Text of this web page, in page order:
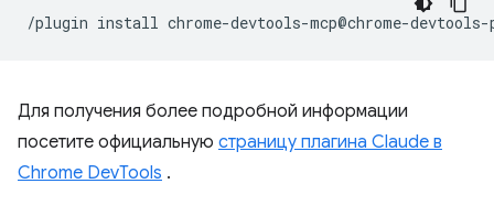
/plugin install
Для получения более подробной информации
посетите официальную страницу плагина Claude в
Chrome DevTools .